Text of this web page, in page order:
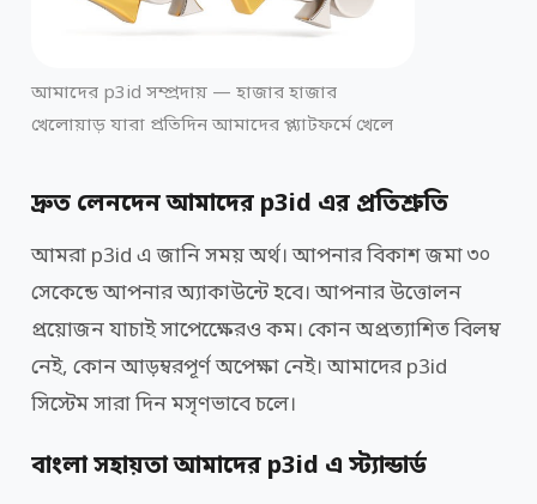
আমাদের p3id সম্প্রদায় — হাজার হাজার
খেলোয়াড় যারা প্রতিদিন আমাদের প্ল্যাটফর্মে খেলে
দ্রুত লেনদেন আমাদের p3id এর প্রতিশ্রুতি
আমরা p3id এ জানি সময় অর্থ। আপনার বিকাশ জমা ৩০
সেকেন্ডে আপনার অ্যাকাউন্টে হবে। আপনার উত্তোলন
প্রয়োজন যাচাই সাপেক্ষেেরও কম। কোন অপ্রত্যাশিত বিলম্ব
নেই, কোন আড়ম্বরপূর্ণ অপেক্ষা নেই। আমাদের p3id
সিস্টেম সারা দিন মসৃণভাবে চলে।
বাংলা সহায়তা আমাদের p3id এ স্ট্যান্ডার্ড